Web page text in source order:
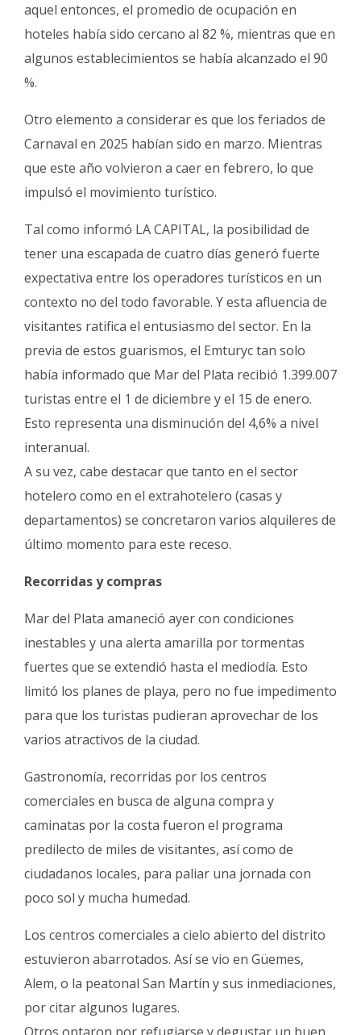
aquel entonces, el promedio de ocupación en
hoteles había sido cercano al 82 %, mientras que en
algunos establecimientos se había alcanzado el 90
%.
Otro elemento a considerar es que los feriados de
Carnaval en 2025 habían sido en marzo. Mientras
que este año volvieron a caer en febrero, lo que
impulsó el movimiento turístico.
Tal como informó LA CAPITAL, la posibilidad de
tener una escapada de cuatro días generó fuerte
expectativa entre los operadores turísticos en un
contexto no del todo favorable. Y esta afluencia de
visitantes ratifica el entusiasmo del sector. En la
previa de estos guarismos, el Emturyc tan solo
había informado que Mar del Plata recibió 1.399.007
turistas entre el 1 de diciembre y el 15 de enero.
Esto representa una disminución del 4,6% a nivel
interanual.
A su vez, cabe destacar que tanto en el sector
hotelero como en el extrahotelero (casas y
departamentos) se concretaron varios alquileres de
último momento para este receso.
Recorridas y compras
Mar del Plata amaneció ayer con condiciones
inestables y una alerta amarilla por tormentas
fuertes que se extendió hasta el mediodía. Esto
limitó los planes de playa, pero no fue impedimento
para que los turistas pudieran aprovechar de los
varios atractivos de la ciudad.
Gastronomía, recorridas por los centros
comerciales en busca de alguna compra y
caminatas por la costa fueron el programa
predilecto de miles de visitantes, así como de
ciudadanos locales, para paliar una jornada con
poco sol y mucha humedad.
Los centros comerciales a cielo abierto del distrito
estuvieron abarrotados. Así se vio en Güemes,
Alem, o la peatonal San Martín y sus inmediaciones,
por citar algunos lugares.